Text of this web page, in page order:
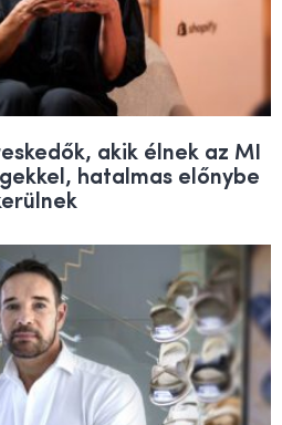
akik élnek az MI
hatalmas előnybe